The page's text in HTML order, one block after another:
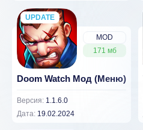
MOD
171 мб
UPDATE
NEW
Doom Watch Мод (Меню)
Версия: 1.1.6.0
Дата: 19.02.2024